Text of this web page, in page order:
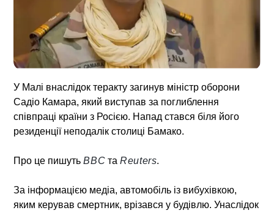
У Малі внаслідок теракту загинув міністр оборони
Садіо Камара, який виступав за поглиблення
співпраці країни з Росією. Напад стався біля його
резиденції неподалік столиці Бамако.
Про це пишутьBBC таReuters.
За інформацією медіа, автомобіль із вибухівкою,
яким керував смертник, врізався у будівлю. Унаслідок